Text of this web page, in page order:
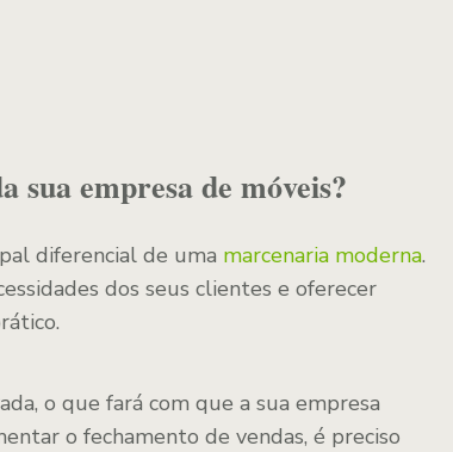
sua empresa de móveis?
diferencial de uma marcenaria moderna.
dos seus clientes e oferecer
o que fará com que a sua empresa
o fechamento de vendas, é preciso